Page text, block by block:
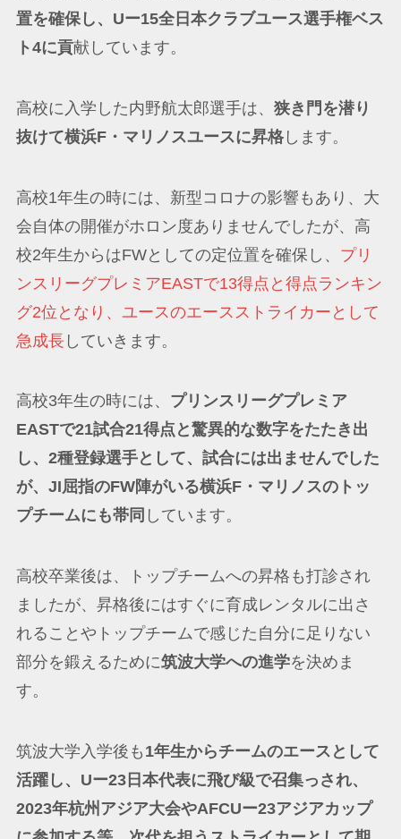
置を確保し、Uー15全日本クラブユース選手権ベス
ト4に貢献しています。
高校に入学した内野航太郎選手は、 狭き門を潜り
抜けて横浜F・マリノスユースに昇格します。
高校1年生の時には、新型コロナの影響もあり、大
会自体の開催がホロン度ありませんでしたが、高
校2年生からはFWとしての定位置を確保し、 プリ
ンスリーグプレミアEASTで13得点と得点ランキン
グ2位となり、ユースのエースストライカーとして
急成長していきます。
高校3年生の時には、 プリンスリーグプレミア
EASTで21試合21得点と驚異的な数字をたたき出
し、2種登録選手として、試合には出ませんでした
が、JI屈指のFW陣がいる横浜F・マリノスのトッ
プチームにも帯同 しています。
高校卒業後は、トップチームへの昇格も打診され
ましたが、昇格後にはすぐに育成レンタルに出さ
れることやトップチームで感じた自分に足りない
部分を鍛えるために筑波大学への進学を決めま
す。
筑波大学入学後も 1年生からチームのエースとして
活躍し、Uー23日本代表に飛び級で召集っされ、
2023年杭州アジア大会やAFCUー23アジアカップ